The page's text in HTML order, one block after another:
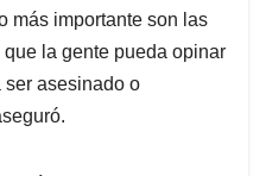
más importante son las
la gente pueda opinar
ser asesinado o